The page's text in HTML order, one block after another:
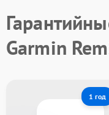
Garmin
1 год